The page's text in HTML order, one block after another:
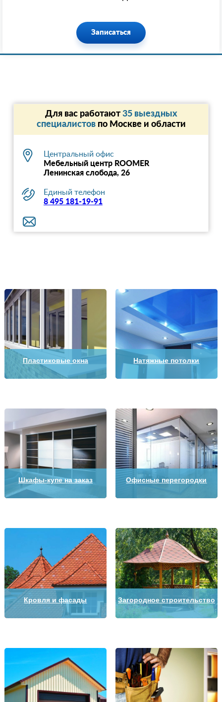
Записаться
Для вас работают35 выездных
специалистовпо Москве и области
Центральный офис
Мебельный центр ROOMER
Ленинская слобода, 26
Единый телефон
8 495 181-19-91
Пластиковые окна Натяжные потолки
Шкафы-купе на заказ Офисные перегородки
Кровля и фасады Загородное строительство